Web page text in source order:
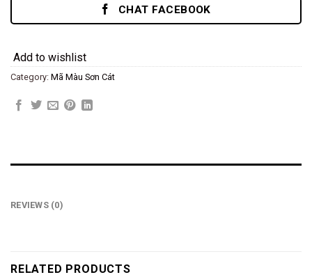
CHAT FACEBOOK
Add to wishlist
Category: Mã Màu Sơn Cát
REVIEWS (0)
RELATED PRODUCTS